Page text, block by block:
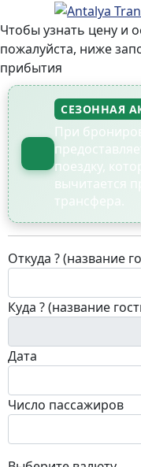
Чтобы узнать цену и
пожалуйста, ниже
прибытия
СЕЗОННАЯ
При
поездку,
вычитается
трансфера.
Откуда ? (название
Куда ? (название
Дата
Число пассажиров